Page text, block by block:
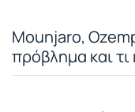
Mounjaro,
πρόβλημα και